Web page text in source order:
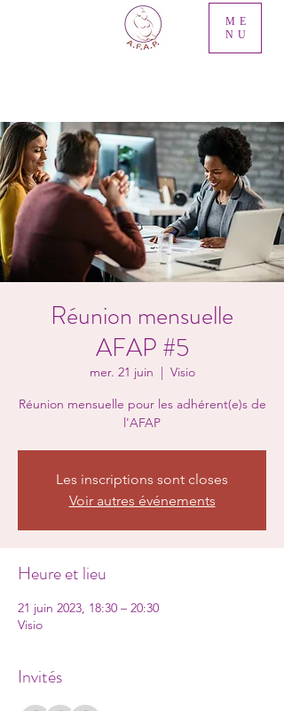
ME
NU
Réunion mensuelle
AFAP #5
mer. 21 juin
  |
Visio
Réunion mensuelle pour les adhérent(e)s de
l'AFAP
Les inscriptions sont closes
Voir autres événements
Heure et lieu
21 juin 2023, 18:30 – 20:30
Visio
Invités